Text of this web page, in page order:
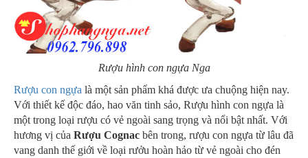
Rượu hình con ngựa Nga
Rượu con ngựa là một sản phẩm khá được ưa chuộng hiện nay.
Với thiết kế độc đáo, hao văn tinh sảo, Rượu hình con ngựa là
một trong loại rượu có vẻ ngoài sang trọng và nổi bật nhất. Với
hương vị của Rượu Cognac bên trong, rượu con ngựa từ lâu đã
vang danh thế giới về loại rưởu hoàn hảo từ vẻ ngoài cho đén